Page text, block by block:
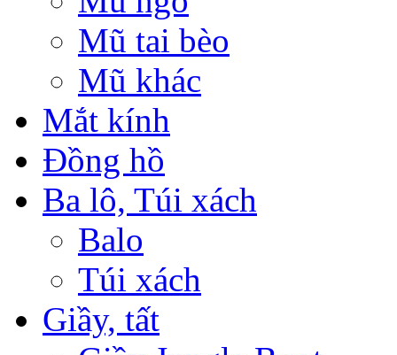
Mũ tai bèo
Mũ khác
Mắt kính
Đồng hồ
Ba lô, Túi xách
Balo
Túi xách
Giầy, tất